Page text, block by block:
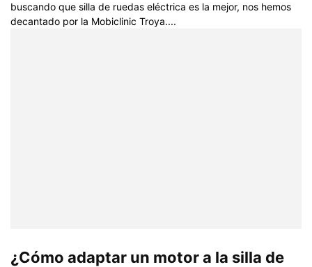
buscando que silla de ruedas eléctrica es la mejor, nos hemos
decantado por la Mobiclinic Troya....
¿Cómo adaptar un motor a la silla de